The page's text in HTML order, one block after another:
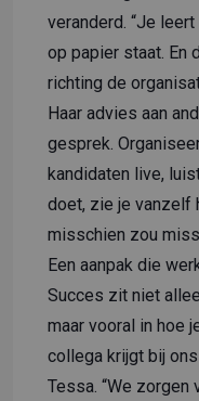
veranderd. “Je
op papier staat. En
richting de
Haar advies aan
gesprek.
kandidaten live,
doet, zie je vanzelf
misschien zou
Een aanpak die
Succes zit niet
maar vooral in hoe
collega krijgt bij
Tessa. “We